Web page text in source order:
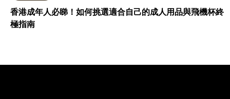
香港成年人必睇！如何挑選適合自己的成人用品與飛機杯終
極指南